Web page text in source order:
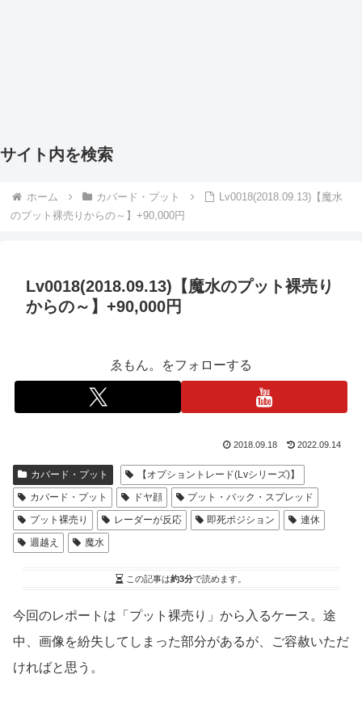
サイト内を検索
ホーム カバード・プット
Lv0018(2018.09.13)【魔水
のプット裸売りからの～】+90,000円
Lv0018(2018.09.13)【魔水のプット裸売り
からの～】+90,000円
ゑもん。をフォローする
2018.09.18 2022.09.14
カバード・プット
【オプショントレード(Lvシリーズ)】
カバード・プット
ドヤ顔
プット・バック・スプレッド
プット裸売り
レーダーが反応 即死ポジション
連休
週越え
魔水
この記事は約3分で読めます。
今回のレポートは「プット裸売り」から入るケース。途
中、画像を紛失してしまった部分があるが、ご容赦いただ
ければと思う。